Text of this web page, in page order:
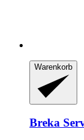
Warenkorb
Breka